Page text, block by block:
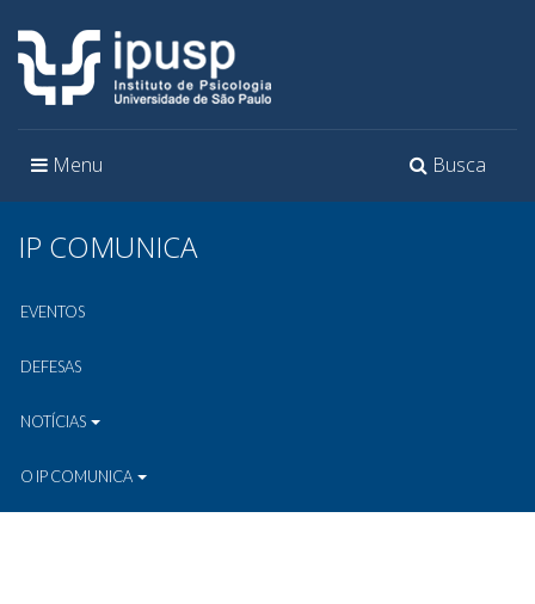
Toggle
Busca
Toggle
Menu
IP COMUNICA
EVENTOS
DEFESAS
NOTÍCIAS
O IP COMUNICA